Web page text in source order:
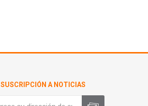
SUSCRIPCIÓN A NOTICIAS